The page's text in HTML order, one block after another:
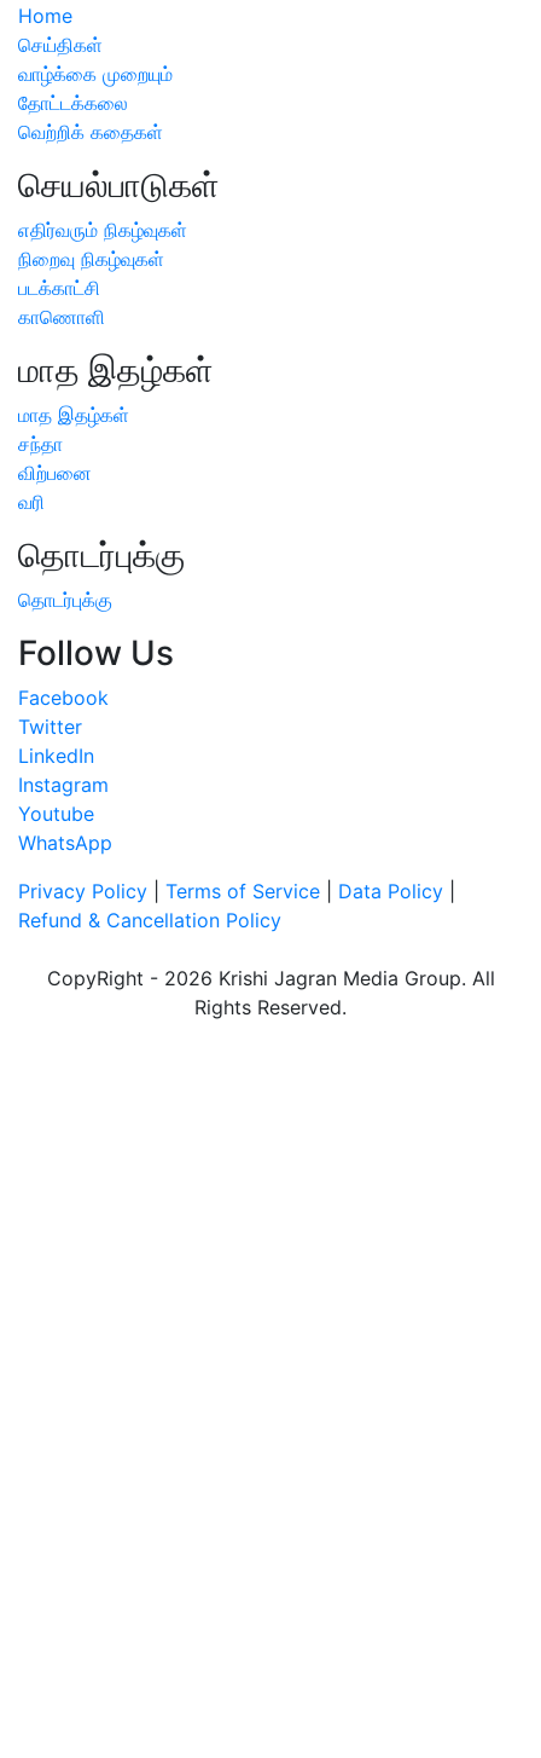
Home
செய்திகள்
வாழ்க்கை முறையும்
தோட்டக்கலை
வெற்றிக் கதைகள்
செயல்பாடுகள்
எதிர்வரும் நிகழ்வுகள்
நிறைவு நிகழ்வுகள்
படக்காட்சி
காணொளி
மாத இதழ்கள்
மாத இதழ்கள்
சந்தா
விற்பனை
வரி
தொடர்புக்கு
தொடர்புக்கு
Follow Us
Facebook
Twitter
LinkedIn
Instagram
Youtube
WhatsApp
Privacy Policy
Terms of Service Data Policy
Refund & Cancellation Policy
CopyRight - 2026 Krishi Jagran Media Group. All
Rights Reserved.